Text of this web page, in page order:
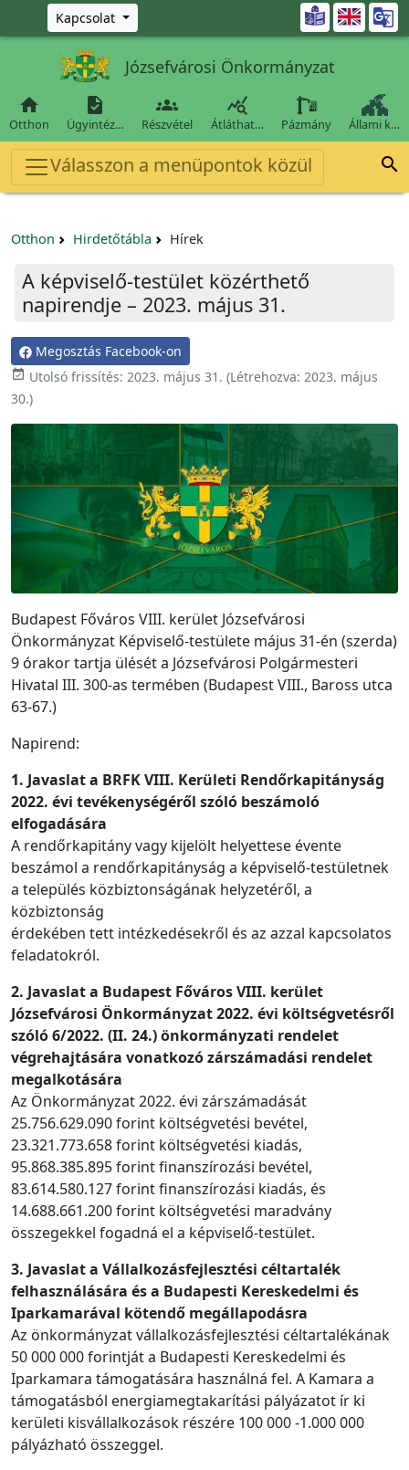
Ugrás a fő tartalomra
Kapcsolat 
Józsefvárosi Önkormányzat

Otthon

Ügyintéz…

Részvétel

Átláthat… Pázmány Állami k…
Válasszon a menüpontok közül 
Otthon Hirdetőtábla Hírek
A képviselő-testület közérthető
napirendje – 2023. május 31.
Megosztás Facebook-on
 Utolsó frissítés: 2023. május 31. (Létrehozva: 2023. május
30.)
Budapest Főváros VIII. kerület Józsefvárosi
Önkormányzat Képviselő-testülete május 31-én (szerda)
9 órakor tartja ülését a Józsefvárosi Polgármesteri
Hivatal III. 300-as termében (Budapest VIII., Baross utca
63-67.)
Napirend:
1. Javaslat a BRFK VIII. Kerületi Rendőrkapitányság
2022. évi tevékenységéről szóló beszámoló
elfogadására
A rendőrkapitány vagy kijelölt helyettese évente
beszámol a rendőrkapitányság a képviselő-testületnek
a település közbiztonságának helyzetéről, a
közbiztonság
érdekében tett intézkedésekről és az azzal kapcsolatos
feladatokról.
2. Javaslat a Budapest Főváros VIII. kerület
Józsefvárosi Önkormányzat 2022. évi költségvetésről
szóló 6/2022. (II. 24.) önkormányzati rendelet
végrehajtására vonatkozó zárszámadási rendelet
megalkotására
Az Önkormányzat 2022. évi zárszámadását
25.756.629.090 forint költségvetési bevétel,
23.321.773.658 forint költségvetési kiadás,
95.868.385.895 forint finanszírozási bevétel,
83.614.580.127 forint finanszírozási kiadás, és
14.688.661.200 forint költségvetési maradvány
összegekkel fogadná el a képviselő-testület.
3. Javaslat a Vállalkozásfejlesztési céltartalék
felhasználására és a Budapesti Kereskedelmi és
Iparkamarával kötendő megállapodásra
Az önkormányzat vállalkozásfejlesztési céltartalékának
50 000 000 forintját a Budapesti Kereskedelmi és
Iparkamara támogatására használná fel. A Kamara a
támogatásból energiamegtakarítási pályázatot ír ki
kerületi kisvállalkozások részére 100 000 -1.000 000
pályázható összeggel.